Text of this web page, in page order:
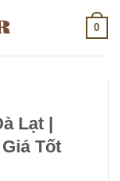
0
Lạt |
Tốt